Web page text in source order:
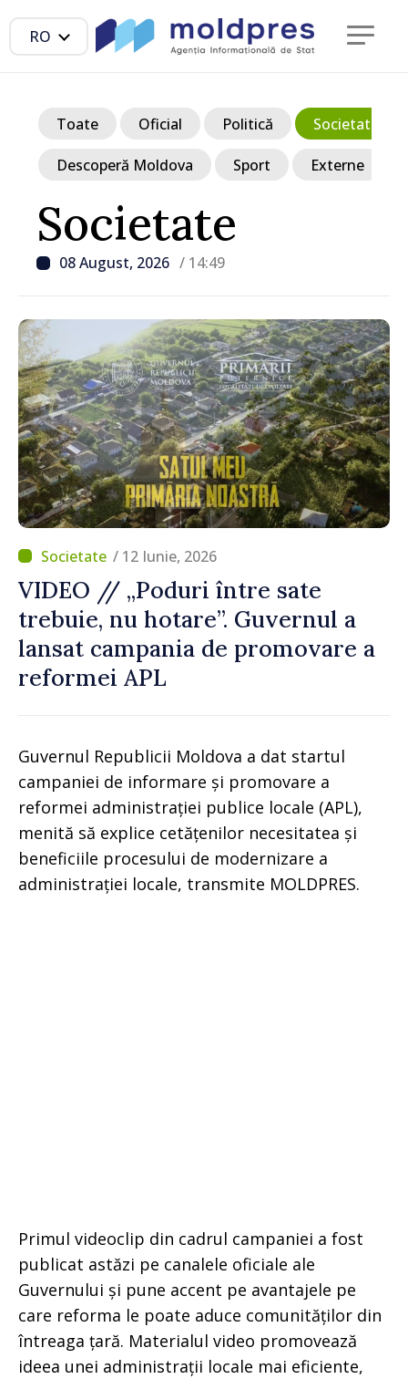
RO
Societate
08 August, 2026 / 14:49
Toate Oficial Politică Societate
Descoperă Moldova Sport Externe
/ 12 Iunie, 2026
VIDEO // „Poduri între sate
trebuie, nu hotare”. Guvernul a
lansat campania de promovare a
reformei APL
Guvernul Republicii Moldova a dat startul
campaniei de informare și promovare a
reformei administrației publice locale (APL),
menită să explice cetățenilor necesitatea și
beneficiile procesului de modernizare a
administrației locale, transmite MOLDPRES.
Primul videoclip din cadrul campaniei a fost
publicat astăzi pe canalele oficiale ale
Guvernului și pune accent pe avantajele pe
care reforma le poate aduce comunităților din
întreaga țară. Materialul video promovează
ideea unei administrații locale mai eficiente,